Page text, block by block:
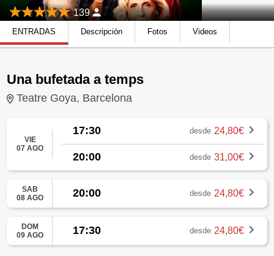
139
ENTRADAS Descripción Fotos Videos
Una bufetada a temps
Teatre Goya, Barcelona
VIE
07 AGO
17:30 desde 24,80€
20:00 desde 31,00€
SAB
08 AGO
20:00 desde 24,80€
DOM
09 AGO
17:30 desde 24,80€